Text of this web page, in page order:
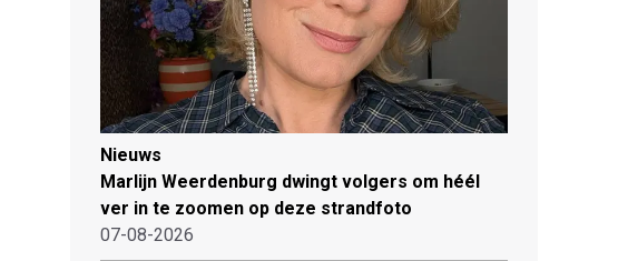
Nieuws
Marlijn Weerdenburg dwingt volgers om héél
ver in te zoomen op deze strandfoto
07-08-2026